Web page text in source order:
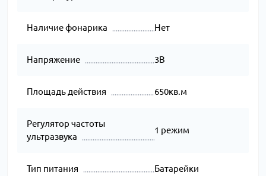
Наличие фонарика Нет
Напряжение 3В
Площадь действия 650кв.м
Регулятор частоты
ультразвука
1 режим
Тип питания Батарейки